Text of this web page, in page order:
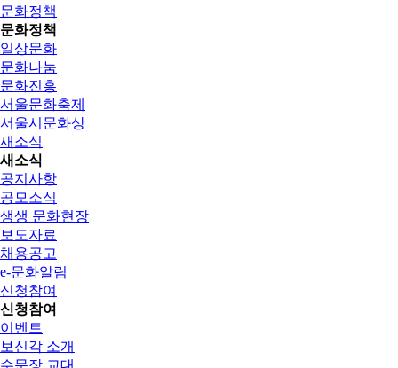
문화정책
문화정책
일상문화
문화나눔
문화진흥
서울문화축제
서울시문화상
새소식
새소식
공지사항
공모소식
생생 문화현장
보도자료
채용공고
e-문화알림
신청참여
신청참여
이벤트
보신각 소개
수문장 교대